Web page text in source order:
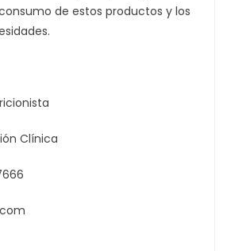
de estos productos y los
Clínica